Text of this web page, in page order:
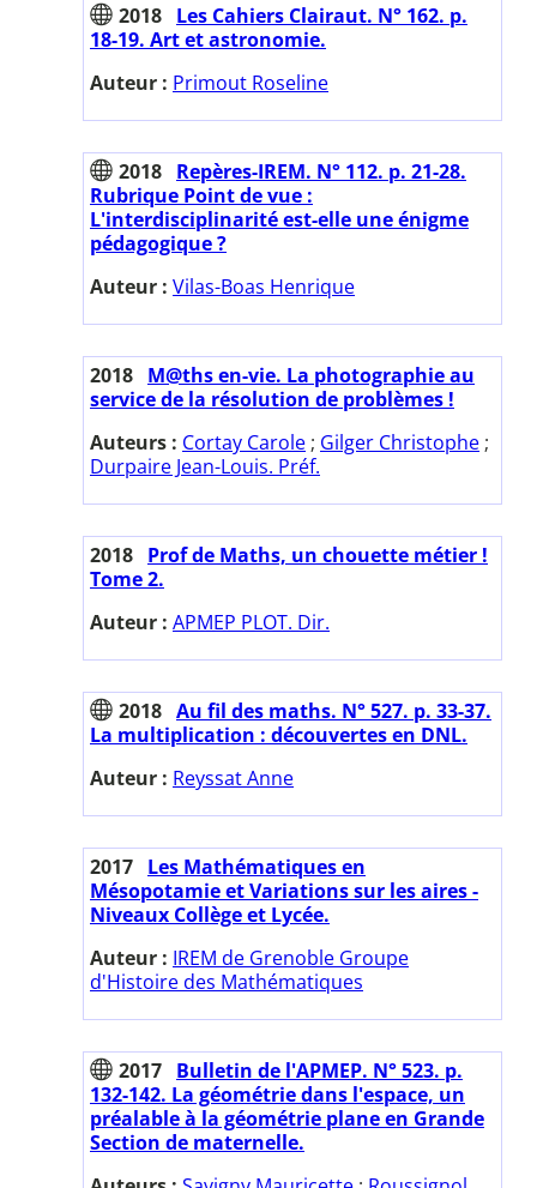
2018 Les Cahiers Clairaut. N° 162. p.
18-19. Art et astronomie.
Auteur : Primout Roseline
2018 Repères-IREM. N° 112. p. 21-28.
Rubrique Point de vue :
L'interdisciplinarité est-elle une énigme
pédagogique ?
Auteur : Vilas-Boas Henrique
2018 M@ths en-vie. La photographie au
service de la résolution de problèmes !
Auteurs : Cortay Carole ; Gilger Christophe ;
Durpaire Jean-Louis. Préf.
2018 Prof de Maths, un chouette métier !
Tome 2.
Auteur : APMEP PLOT. Dir.
2018 Au fil des maths. N° 527. p. 33-37.
La multiplication : découvertes en DNL.
Auteur : Reyssat Anne
2017 Les Mathématiques en
Mésopotamie et Variations sur les aires -
Niveaux Collège et Lycée.
Auteur : IREM de Grenoble Groupe
d'Histoire des Mathématiques
2017 Bulletin de l'APMEP. N° 523. p.
132-142. La géométrie dans l'espace, un
préalable à la géométrie plane en Grande
Section de maternelle.